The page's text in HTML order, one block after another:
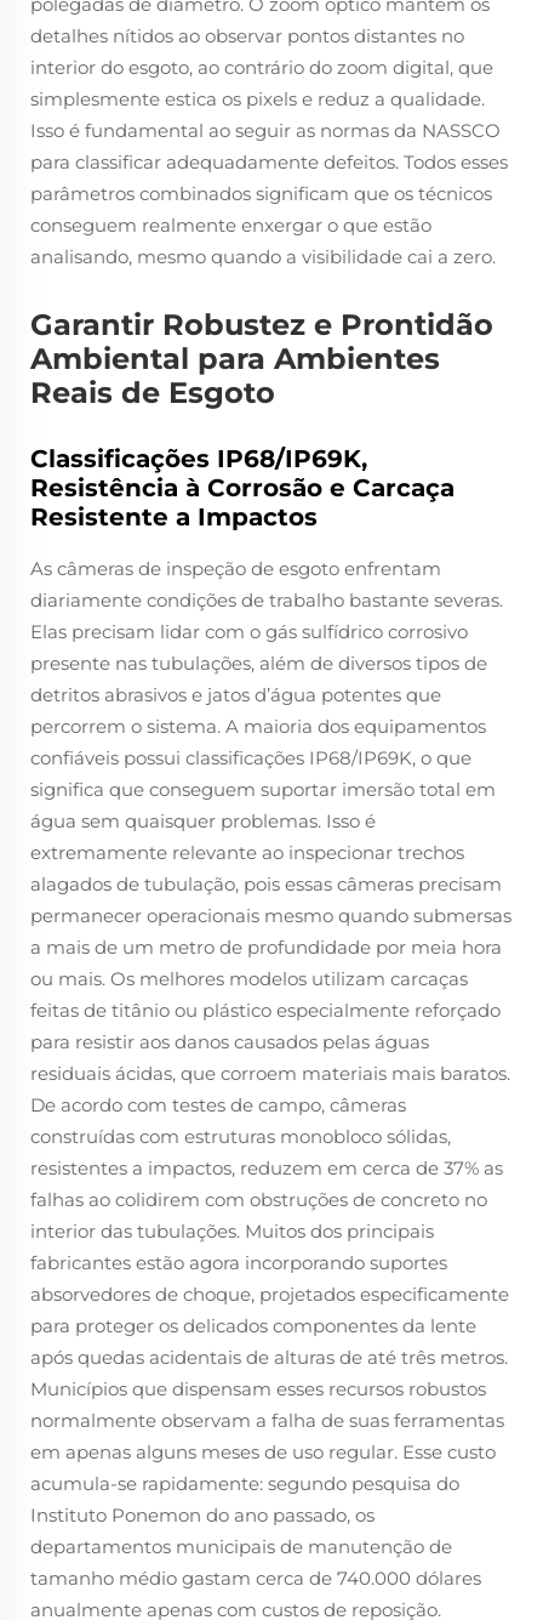
detalhes nítidos ao observar pontos distantes no
interior do esgoto, ao contrário do zoom digital, que
simplesmente estica os pixels e reduz a qualidade.
Isso é fundamental ao seguir as normas da NASSCO
para classificar adequadamente defeitos. Todos esses
parâmetros combinados significam que os técnicos
conseguem realmente enxergar o que estão
analisando, mesmo quando a visibilidade cai a zero.
Garantir Robustez e Prontidão
Ambiental para Ambientes
Reais de Esgoto
Classificações IP68/IP69K,
Resistência à Corrosão e Carcaça
Resistente a Impactos
As câmeras de inspeção de esgoto enfrentam
diariamente condições de trabalho bastante severas.
Elas precisam lidar com o gás sulfídrico corrosivo
presente nas tubulações, além de diversos tipos de
detritos abrasivos e jatos d’água potentes que
percorrem o sistema. A maioria dos equipamentos
confiáveis possui classificações IP68/IP69K, o que
significa que conseguem suportar imersão total em
água sem quaisquer problemas. Isso é
extremamente relevante ao inspecionar trechos
alagados de tubulação, pois essas câmeras precisam
permanecer operacionais mesmo quando submersas
a mais de um metro de profundidade por meia hora
ou mais. Os melhores modelos utilizam carcaças
feitas de titânio ou plástico especialmente reforçado
para resistir aos danos causados pelas águas
residuais ácidas, que corroem materiais mais baratos.
De acordo com testes de campo, câmeras
construídas com estruturas monobloco sólidas,
resistentes a impactos, reduzem em cerca de 37% as
falhas ao colidirem com obstruções de concreto no
interior das tubulações. Muitos dos principais
fabricantes estão agora incorporando suportes
absorvedores de choque, projetados especificamente
para proteger os delicados componentes da lente
após quedas acidentais de alturas de até três metros.
Municípios que dispensam esses recursos robustos
normalmente observam a falha de suas ferramentas
em apenas alguns meses de uso regular. Esse custo
acumula-se rapidamente: segundo pesquisa do
Instituto Ponemon do ano passado, os
departamentos municipais de manutenção de
tamanho médio gastam cerca de 740.000 dólares
anualmente apenas com custos de reposição.